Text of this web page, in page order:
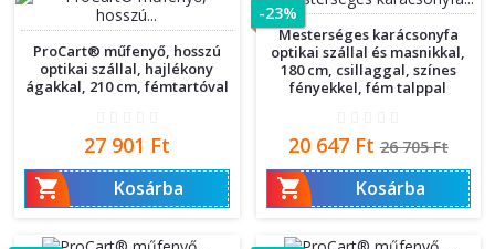
ProCart® műfenyő, hosszú
optikai szállal, hajlékony
ágakkal, 210 cm, fémtartóval
Ár
27 901 Ft

Kosárba
Mesterséges karácsonyfa
optikai szállal és masnikkal,
180 cm, csillaggal, színes
fényekkel, fém talppal
Ár
20 647 Ft Normál
ár
26 705 Ft
 Kosárba
-23%